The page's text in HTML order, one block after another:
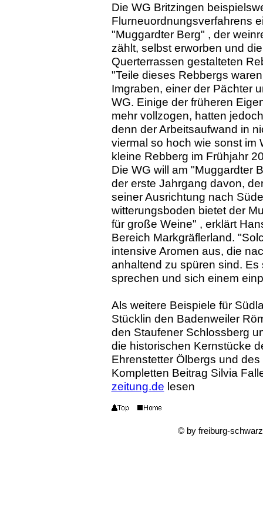
Die WG Britzingen
Flurneuordnungsverfahrens
"Muggardter Berg" , der
zählt, selbst erworben und
Querterrassen gestalteten
"Teile dieses Rebbergs
Imgraben, einer der Pächter
WG. Einige der früheren
mehr vollzogen, hatten
denn der Arbeitsaufwand in
viermal so hoch wie sonst im
kleine Rebberg im Frühjahr
Die WG will am "Muggardter
der erste Jahrgang davon,
seiner Ausrichtung nach
witterungsboden bietet der
für große Weine" , erklärt
Bereich Markgräflerland.
intensive Aromen aus, die
anhaltend zu spüren sind.
sprechen und sich einem
Als weitere Beispiele für
Stücklin den Badenweiler
den Staufener Schlossberg
die historischen Kernstücke
Ehrenstetter Ölbergs und
Kompletten Beitrag Silvia
zeitung.de lesen
© by freiburg-